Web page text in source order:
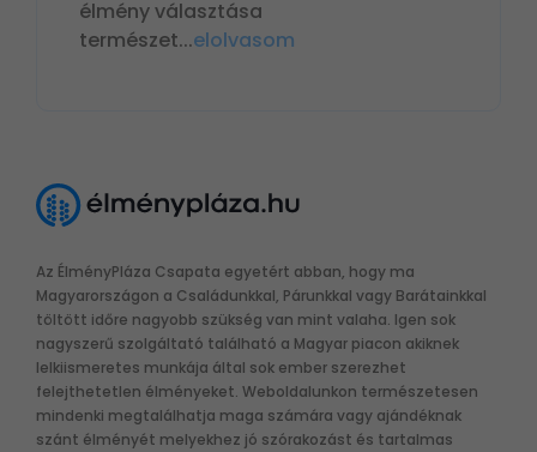
élmény választása
természet...elolvasom
Az ÉlményPláza Csapata egyetért abban, hogy ma
Magyarországon a Családunkkal, Párunkkal vagy Barátainkkal
töltött időre nagyobb szükség van mint valaha. Igen sok
nagyszerű szolgáltató található a Magyar piacon akiknek
lelkiismeretes munkája által sok ember szerezhet
felejthetetlen élményeket. Weboldalunkon természetesen
mindenki megtalálhatja maga számára vagy ajándéknak
szánt élményét melyekhez jó szórakozást és tartalmas